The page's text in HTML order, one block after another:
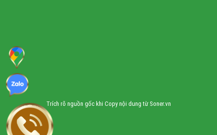
Trích rõ nguồn gốc khi Copy nội dung từ Soner.vn